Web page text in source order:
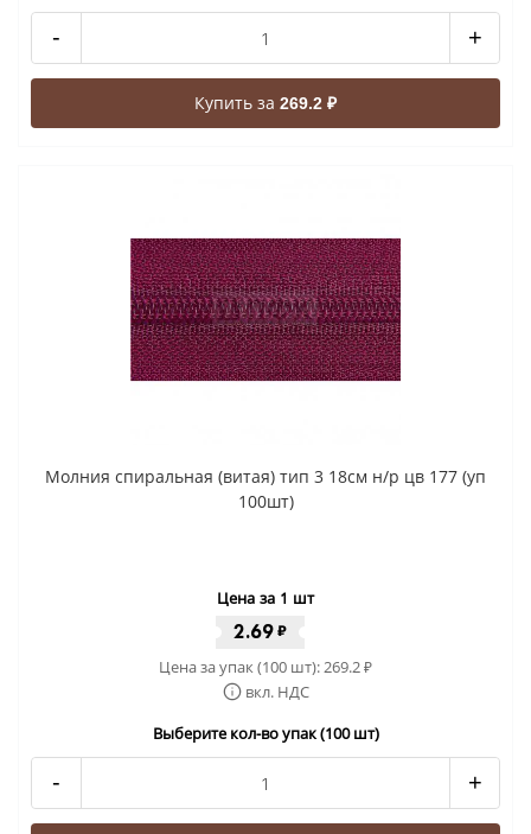
- +
Купить за 269.2 ₽
Молния спиральная (витая) тип 3 18см н/р цв 177 (уп
100шт)
Цена за 1 шт
2.69 ₽
Цена за упак (100 шт):269.2₽
вкл. НДС
Выберите кол-во упак (100 шт)
- +